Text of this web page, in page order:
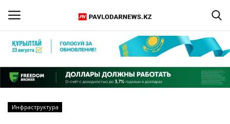
Регистрация
Главная
Инфраструктура